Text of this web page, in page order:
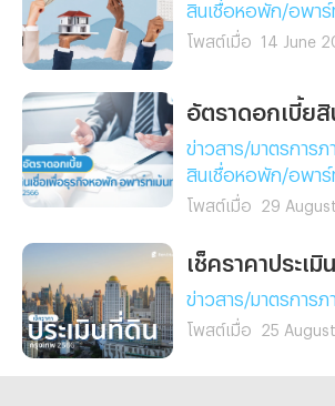
ของบางแสน และเป็นจุดหมาย
ยอดนิยมของการ ท่องเที่ยว
สำหรับนักเดินทางที่ต้องการ
พักผ่อนใกล้กรุงเทพฯ ในเวลา
เพียง 90 นาที ที่นี่ตอบโจทย์
คนรุ่นใหม่ที่มองหาการพักผ่อน
ทั้งร่างกายและจิตใจ เติมเต็ม
ใหม่ ๆ โดยไม่ต้องลางานนาน
หรือเสียค่าเดินทางสูง “อมารี
บางแสน” จึงกลายเป็นหนึ่งใน
โรงแรมบางแสนที่มาแรงที่สุด
สินเชื่อหอพัก/อพาร์
โพสต์เมื่อ 14 June
ข่าวสาร/มาตรการภ
สินเชื่อหอพัก/อพาร์
โพสต์เมื่อ 29
ข่าวสาร/มาตรการภ
โพสต์เมื่อ 25